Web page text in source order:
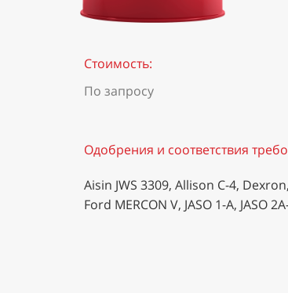
Стоимость:
По запросу
Одобрения и соответствия
Aisin JWS 3309, Allison C-4,
Ford MERCON V, JASO 1-A, JASO